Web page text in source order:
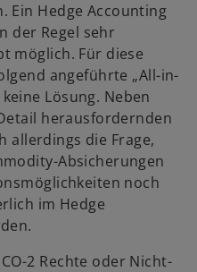
Ein Hedge Accounting
der Regel sehr
möglich. Für diese
angeführte „All-in-
Lösung. Neben
herausfordernden
allerdings die Frage,
Absicherungen
noch
im Hedge
2 Rechte oder Nicht-